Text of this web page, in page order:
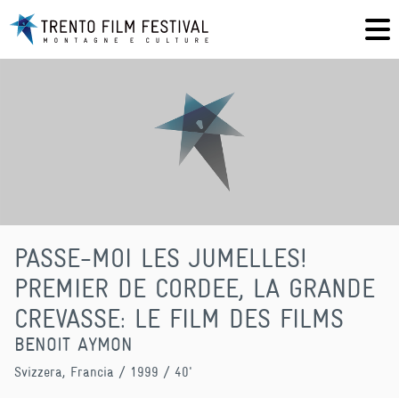
PASSE-MOI LES JUMELLES!
PREMIER DE CORDEE, LA GRANDE
CREVASSE: LE FILM DES FILMS
BENOIT AYMON
Svizzera, Francia / 1999 / 40'